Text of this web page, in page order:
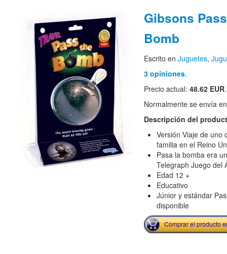
Gibsons
Bomb
Escrito en Juguetes,
3 opiniones.
Precio actual: 48.62 EUR.
Normalmente se envía
Descripción del
Versión Viaje de uno
familia en el Reino
Pasa la bomba era
Telegraph Juego del
Edad 12 +
Educativo
Júnior y estándar
disponible
Comprar el producto